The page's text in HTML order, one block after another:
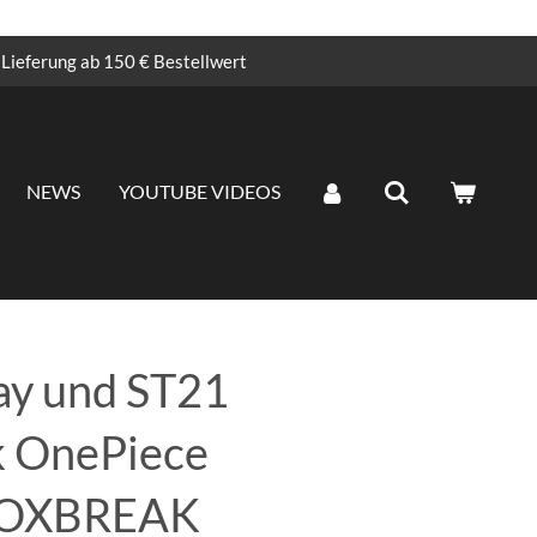
ab 150 € Bestellwert
NEWS YOUTUBE VIDEOS
und ST21